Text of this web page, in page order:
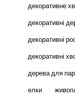
декоративне
декоративні
декоративні
декоративні
дерева для
елки